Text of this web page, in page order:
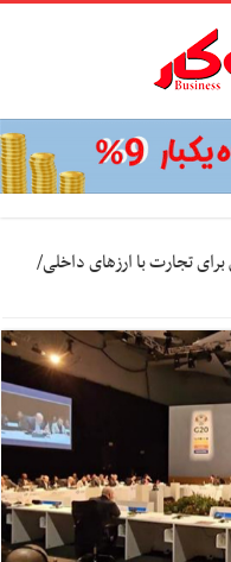
تجارت با ارز‌های داخلی/